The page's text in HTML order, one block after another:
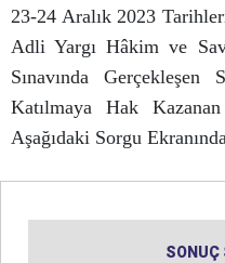
23-24 Aralık 2023
Adli Yargı Hâkim ve
Sınavında
Katılmaya Hak
Aşağıdaki Sorgu
SONUÇ